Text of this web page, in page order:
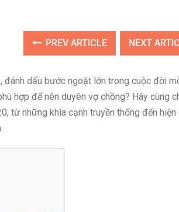
PREV ARTICLE NEXT
đánh dấu bước ngoặt lớn trong cuộc đời
hợp để nên duyên vợ chồng? Hãy cùng
từ những khía cạnh truyền thống đến